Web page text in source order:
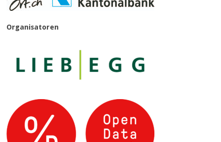
Organisatoren